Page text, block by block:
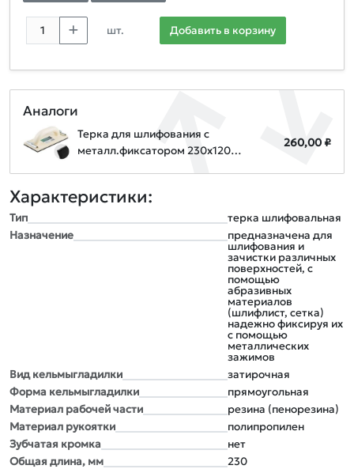
шт. Добавить в корзину
Аналоги
Терка для шлифования с
металл.фиксатором 230х120мм
260,00 ₽
Характеристики:
Тип
терка шлифовальная
Назначение
предназначена для
шлифования и
зачистки различных
поверхностей, с
помощью
абразивных
материалов
(шлифлист, сетка)
надежно фиксируя их
с помощью
металлических
зажимов
Вид кельмыгладилки
затирочная
Форма кельмыгладилки
прямоугольная
Материал рабочей части
резина (пенорезина)
Материал рукоятки
полипропилен
Зубчатая кромка
нет
Общая длина, мм
230